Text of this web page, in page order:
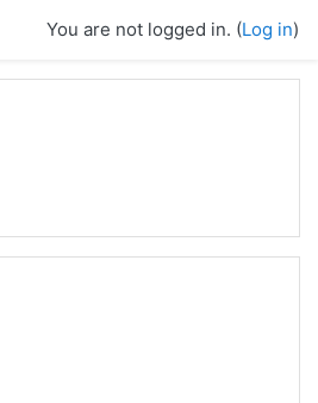
You are not logged in. (Log in)